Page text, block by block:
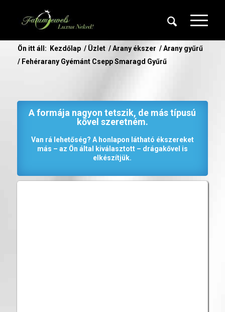
Ön itt áll: Kezdőlap / Üzlet / Arany ékszer / Arany gyűrű
/ Fehérarany Gyémánt Csepp Smaragd Gyűrű
A formája nagyon tetszik, de más típusú
kővel szeretném.
Van rá lehetőség? A honlapon látható ékszereket
más – az Ön által kiválasztott – drágakővel is
elkészítjük.